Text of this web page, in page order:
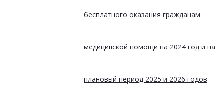
бесплатного оказания гражданам
медицинской помощи на 2024 год и на
плановый период 2025 и 2026 годов